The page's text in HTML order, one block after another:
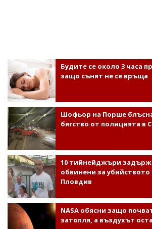
Будите се около 3 часа
защо сънят не се връща
Шофьор на Порше
бягство от полицията в
10 тийнейджъри
обвинени за убийството
Пловдив
NASA обясни защо
затопля, а въздухът